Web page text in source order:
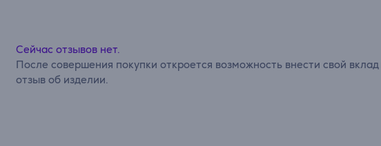
Сейчас отзывов нет.
После совершения покупки откроется возможность внести свой
отзыв об изделии.